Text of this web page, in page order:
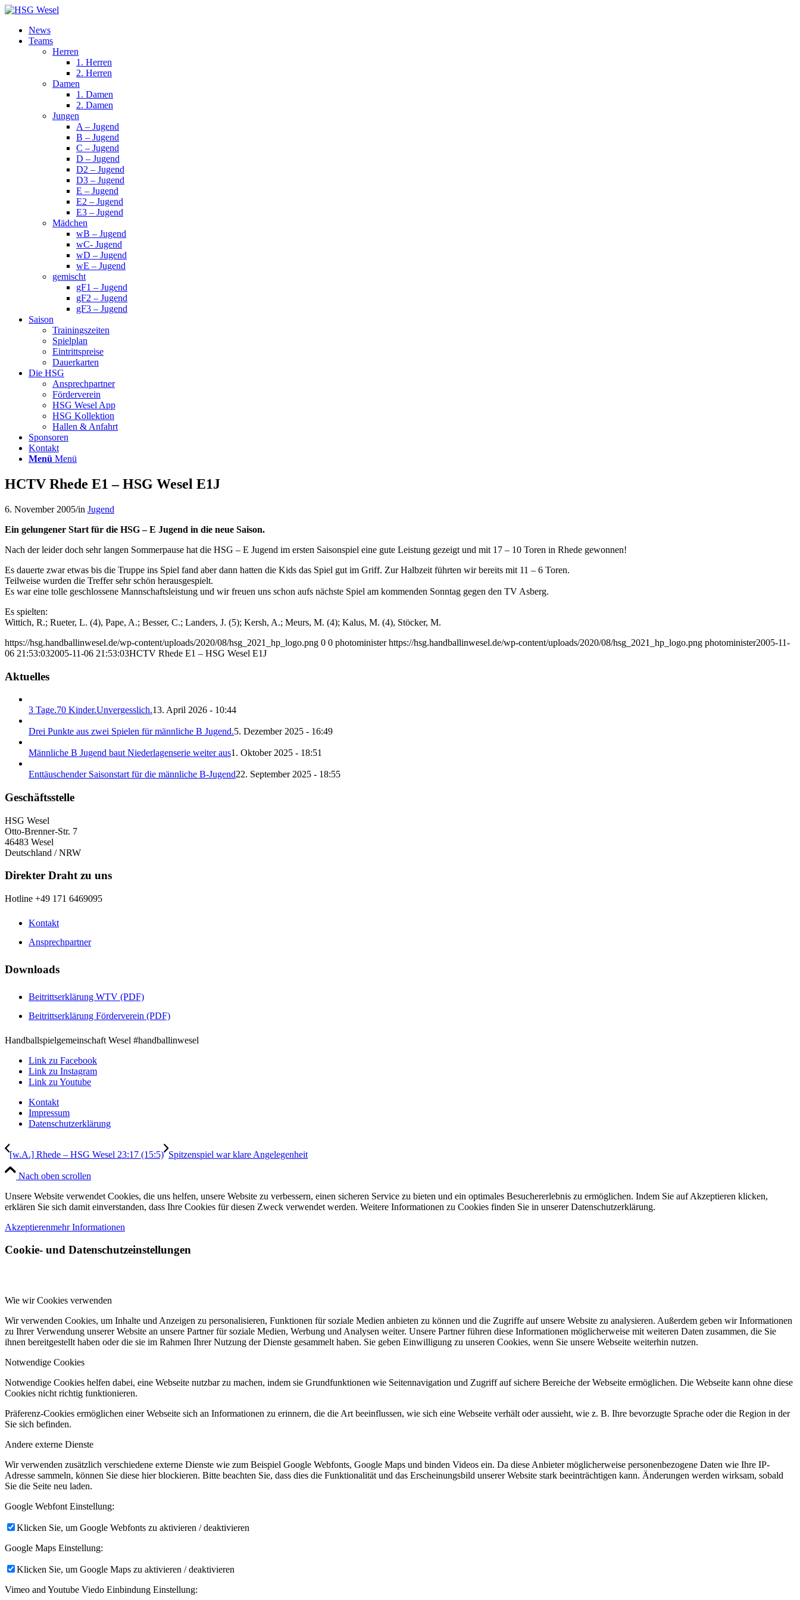
News
Teams
Herren
1. Herren
2. Herren
Damen
1. Damen
2. Damen
Jungen
A – Jugend
B – Jugend
C – Jugend
D – Jugend
D2 – Jugend
D3 – Jugend
E – Jugend
E2 – Jugend
E3 – Jugend
Mädchen
wB – Jugend
wC- Jugend
wD – Jugend
wE – Jugend
gemischt
gF1 – Jugend
gF2 – Jugend
gF3 – Jugend
Saison
Trainingszeiten
Spielplan
Eintrittspreise
Dauerkarten
Die HSG
Ansprechpartner
Förderverein
HSG Wesel App
HSG Kollektion
Hallen & Anfahrt
Sponsoren
Kontakt
Menü Menü
HCTV Rhede E1 – HSG Wesel E1J
6. November 2005/in Jugend
Ein gelungener Start für die HSG – E Jugend in die neue Saison.
Nach der leider doch sehr langen Sommerpause hat die HSG – E Jugend im ersten Saisonspiel eine gute Leistung gezeigt und mit 17 – 10 Toren in Rhede gewonnen!
Es dauerte zwar etwas bis die Truppe ins Spiel fand aber dann hatten die Kids das Spiel gut im Griff. Zur Halbzeit führten wir bereits mit 11 – 6 Toren.
Teilweise wurden die Treffer sehr schön herausgespielt.
Es war eine tolle geschlossene Mannschaftsleistung und wir freuen uns schon aufs nächste Spiel am kommenden Sonntag gegen den TV Asberg.
Es spielten:
Wittich, R.; Rueter, L. (4), Pape, A.; Besser, C.; Landers, J. (5); Kersh, A.; Meurs, M. (4); Kalus, M. (4), Stöcker, M.
https://hsg.handballinwesel.de/wp-content/uploads/2020/08/hsg_2021_hp_logo.png 0 0 photominister https://hsg.handballinwesel.de/wp-content/uploads/2020/08/hsg_2021_hp_logo.png photominister2005-11-
06 21:53:032005-11-06 21:53:03HCTV Rhede E1 – HSG Wesel E1J
Aktuelles
3 Tage.70 Kinder.Unvergesslich.13. April 2026 - 10:44
Drei Punkte aus zwei Spielen für männliche B Jugend.5. Dezember 2025 - 16:49
Männliche B Jugend baut Niederlagenserie weiter aus1. Oktober 2025 - 18:51
Enttäuschender Saisonstart für die männliche B-Jugend22. September 2025 - 18:55
Geschäftsstelle
HSG Wesel
Otto-Brenner-Str. 7
46483 Wesel
Deutschland / NRW
Direkter Draht zu uns
Hotline +49 171 6469095
Kontakt
Ansprechpartner
Downloads
Beitrittserklärung WTV (PDF)
Beitrittserklärung Förderverein (PDF)
Handballspielgemeinschaft Wesel #handballinwesel
Link zu Facebook
Link zu Instagram
Link zu Youtube
Kontakt
Impressum
Datenschutzerklärung
[w.A.] Rhede – HSG Wesel 23:17 (15:5) Spitzenspiel war klare Angelegenheit
Nach oben scrollen
Unsere Website verwendet Cookies, die uns helfen, unsere Website zu verbessern, einen sicheren Service zu bieten und ein optimales Besuchererlebnis zu ermöglichen. Indem Sie auf Akzeptieren klicken,
erklären Sie sich damit einverstanden, dass Ihre Cookies für diesen Zweck verwendet werden. Weitere Informationen zu Cookies finden Sie in unserer Datenschutzerklärung.
Akzeptierenmehr Informationen
Cookie- und Datenschutzeinstellungen
Wie wir Cookies verwenden
Wir verwenden Cookies, um Inhalte und Anzeigen zu personalisieren, Funktionen für soziale Medien anbieten zu können und die Zugriffe auf unsere Website zu analysieren. Außerdem geben wir Informationen
zu Ihrer Verwendung unserer Website an unsere Partner für soziale Medien, Werbung und Analysen weiter. Unsere Partner führen diese Informationen möglicherweise mit weiteren Daten zusammen, die Sie
ihnen bereitgestellt haben oder die sie im Rahmen Ihrer Nutzung der Dienste gesammelt haben. Sie geben Einwilligung zu unseren Cookies, wenn Sie unsere Webseite weiterhin nutzen.
Notwendige Cookies
Notwendige Cookies helfen dabei, eine Webseite nutzbar zu machen, indem sie Grundfunktionen wie Seitennavigation und Zugriff auf sichere Bereiche der Webseite ermöglichen. Die Webseite kann ohne diese
Cookies nicht richtig funktionieren.
Präferenz-Cookies ermöglichen einer Webseite sich an Informationen zu erinnern, die die Art beeinflussen, wie sich eine Webseite verhält oder aussieht, wie z. B. Ihre bevorzugte Sprache oder die Region in der
Sie sich befinden.
Andere externe Dienste
Wir verwenden zusätzlich verschiedene externe Dienste wie zum Beispiel Google Webfonts, Google Maps und binden Videos ein. Da diese Anbieter möglicherweise personenbezogene Daten wie Ihre IP-
Adresse sammeln, können Sie diese hier blockieren. Bitte beachten Sie, dass dies die Funktionalität und das Erscheinungsbild unserer Website stark beeinträchtigen kann. Änderungen werden wirksam, sobald
Sie die Seite neu laden.
Google Webfont Einstellung:
Klicken Sie, um Google Webfonts zu aktivieren / deaktivieren
Google Maps Einstellung:
Klicken Sie, um Google Maps zu aktivieren / deaktivieren
Vimeo and Youtube Viedo Einbindung Einstellung: